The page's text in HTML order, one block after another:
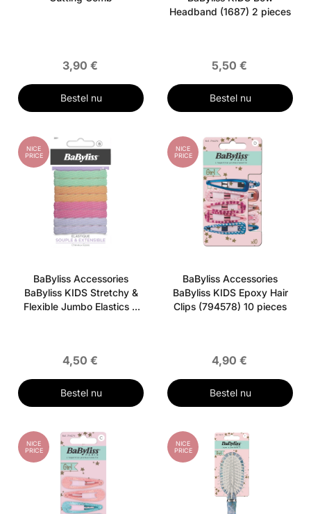
3,90 €
Bestel nu
Headband (1687) 2 pieces
5,50 €
Bestel nu
NICE
PRICE
BaByliss Accessories
BaByliss KIDS Stretchy &
Flexible Jumbo Elastics 8
4,50 €
Bestel nu
NICE
PRICE
BaByliss Accessories
BaByliss KIDS Epoxy Hair
Clips (794578) 10 pieces
4,90 €
Bestel nu
NICE
PRICE
NICE
PRICE